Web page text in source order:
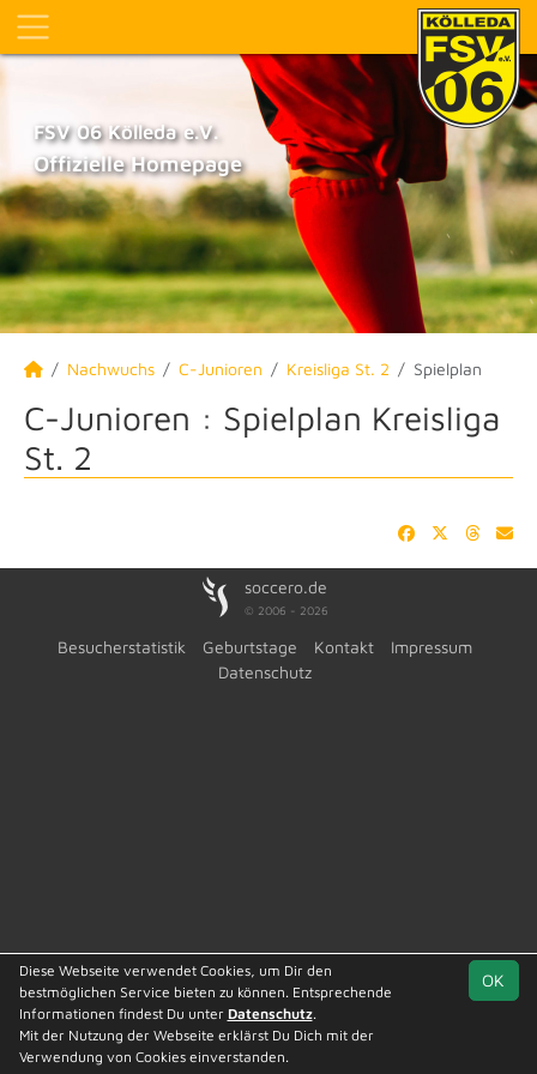
FSV 06 Kölleda e.V.
Offizielle Homepage
Nachwuchs C-Junioren Kreisliga St. 2 Spielplan
Team Kreisliga St. 2
C-Junioren : Spielplan Kreisliga
St. 2
soccero.de
© 2006 - 2026
Besucherstatistik Geburtstage Kontakt
Impressum
Datenschutz
OK
Diese Webseite verwendet Cookies, um Dir den
bestmöglichen Service bieten zu können. Entsprechende
Informationen findest Du unter Datenschutz.
Mit der Nutzung der Webseite erklärst Du Dich mit der
Verwendung von Cookies einverstanden.